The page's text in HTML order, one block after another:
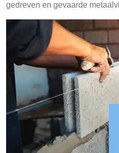
gedreven en gevaarde